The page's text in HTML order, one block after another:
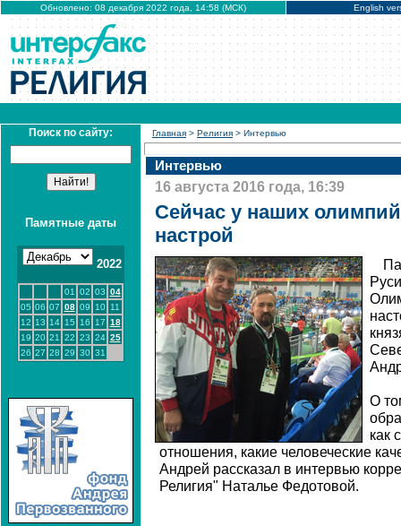
Обновлено: 08 декабря 2022 года, 14:58 (МСК) English
Поиск по сайту:
Памятные даты
2022
01 02 03 04
05 06 07 08 09 10
11
12 13 14 15 16 17 18
19 20 21 22 23 24 25
26 27 28 29 30 31
Главная > Религия > Интервью
Интервью
16 августа 2016 года, 16:39
Сейчас у наших
настрой
О
как
отношения, какие человеческие
Андрей рассказал в интервью
Религия" Наталье Федотовой.